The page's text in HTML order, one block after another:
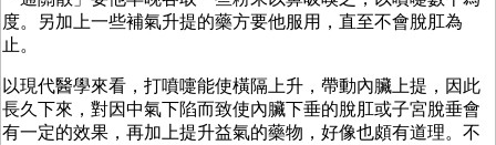
度。另加上一些補氣升提的藥方要他服用，直至不會脫肛為
止。
以現代醫學來看，打噴嚏能使橫隔上升，帶動內臟上提，因此
長久下來，對因中氣下陷而致使內臟下垂的脫肛或子宮脫垂會
有一定的效果，再加上提升益氣的藥物，好像也頗有道理。不